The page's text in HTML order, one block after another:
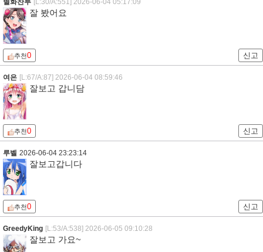
별화찬루 [L:30/A:551] 2026-06-04 05:17:09
잘 봤어요
추천0 신고
여은 [L:67/A:87] 2026-06-04 08:59:46
잘보고 갑니담
추천0 신고
루벨 2026-06-04 23:23:14
잘보고갑니다
추천0 신고
GreedyKing [L:53/A:538] 2026-06-05 09:10:28
잘보고 가요~